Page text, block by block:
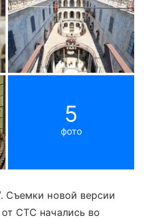
5
фото
новой версии
от СТС начались во